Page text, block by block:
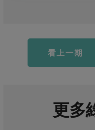
看上一期
更多